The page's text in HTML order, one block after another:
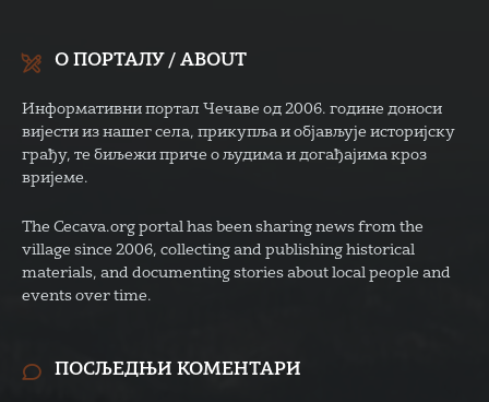
О ПОРТАЛУ / ABOUT
Информативни портал Чечаве од 2006. године доноси
вијести из нашег села, прикупља и објављује историјску
грађу, те биљежи приче о људима и догађајима кроз
вријеме.
The Cecava.org portal has been sharing news from the
village since 2006, collecting and publishing historical
materials, and documenting stories about local people and
events over time.
ПОСЉЕДЊИ КОМЕНТАРИ